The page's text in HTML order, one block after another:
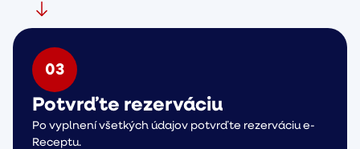
03
Potvrďte rezerváciu
Po vyplnení všetkých údajov potvrďte rezerváciu e-
Receptu.